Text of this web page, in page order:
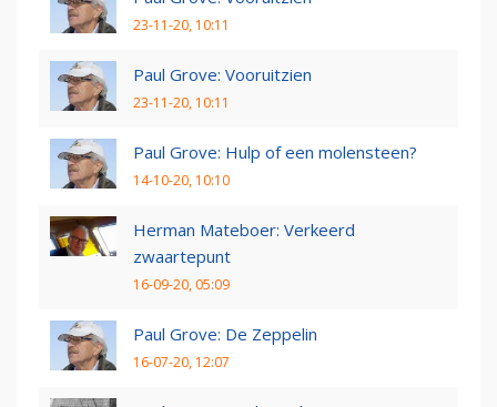
23-11-20, 10:11
Paul Grove: Vooruitzien
23-11-20, 10:11
Paul Grove: Hulp of een molensteen?
14-10-20, 10:10
Herman Mateboer: Verkeerd
zwaartepunt
16-09-20, 05:09
Paul Grove: De Zeppelin
16-07-20, 12:07